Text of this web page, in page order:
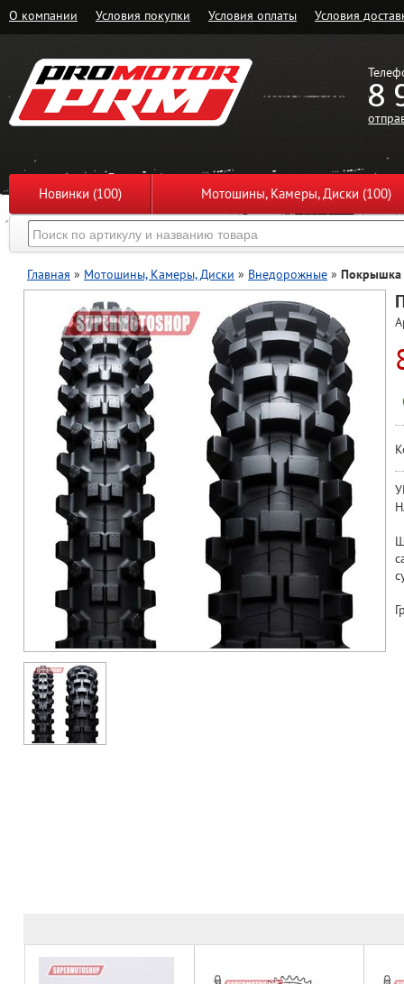
О компании Условия покупки Условия оплаты Условия
8
Новинки (100) Мотошины, Камеры, Диски (100)
Главная » Мотошины, Камеры, Диски » Внедорожные » Покрышка